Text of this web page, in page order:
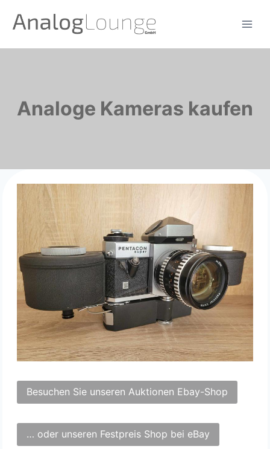
Inhalt
Analoge Kameras kaufen
Besuchen Sie unseren Auktionen Ebay-Shop
… oder unseren Festpreis Shop bei eBay